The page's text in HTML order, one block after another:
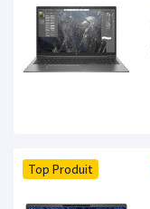
Top Produit